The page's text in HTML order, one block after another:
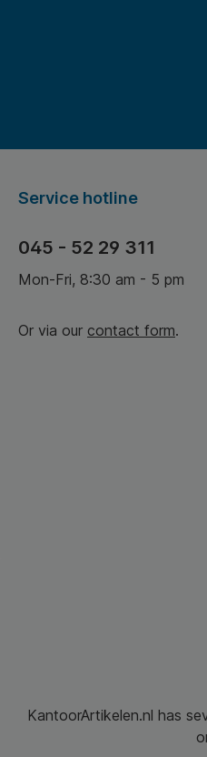
Service hotline
045 - 52 29 311
Mon-Fri, 8:30 am - 5 pm
Or via our contact form.
KantoorArtikelen.nl has